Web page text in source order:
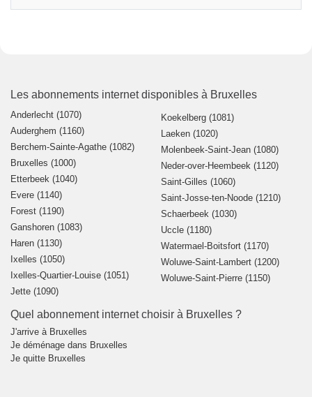
Les abonnements internet disponibles à Bruxelles
Anderlecht (1070)
Auderghem (1160)
Berchem-Sainte-Agathe (1082)
Bruxelles (1000)
Etterbeek (1040)
Evere (1140)
Forest (1190)
Ganshoren (1083)
Haren (1130)
Ixelles (1050)
Ixelles-Quartier-Louise (1051)
Jette (1090)
Koekelberg (1081)
Laeken (1020)
Molenbeek-Saint-Jean (1080)
Neder-over-Heembeek (1120)
Saint-Gilles (1060)
Saint-Josse-ten-Noode (1210)
Schaerbeek (1030)
Uccle (1180)
Watermael-Boitsfort (1170)
Woluwe-Saint-Lambert (1200)
Woluwe-Saint-Pierre (1150)
Quel abonnement internet choisir à Bruxelles ?
J'arrive à Bruxelles
Je déménage dans Bruxelles
Je quitte Bruxelles